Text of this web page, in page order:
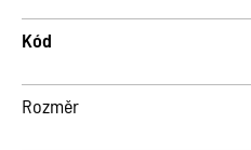
Kód
Rozměr